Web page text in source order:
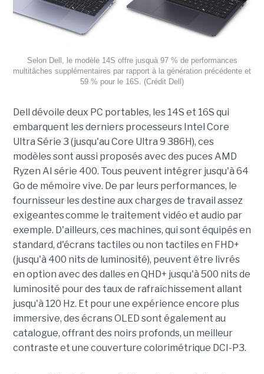
Selon Dell, le modèle 14S offre jusquà 97 % de performances
multitâches supplémentaires par rapport à la génération précédente et
59 % pour le 16S. (Crédit Dell)
Dell dévoile deux PC portables, les 14S et 16S qui
embarquent les derniers processeurs Intel Core
Ultra Série 3 (jusqu'au Core Ultra 9 386H), ces
modèles sont aussi proposés avec des puces AMD
Ryzen AI série 400. Tous peuvent intégrer jusqu'à 64
Go de mémoire vive. De par leurs performances, le
fournisseur les destine aux charges de travail assez
exigeantes comme le traitement vidéo et audio par
exemple. D'ailleurs, ces machines, qui sont équipés en
standard, d'écrans tactiles ou non tactiles en FHD+
(jusqu'à 400 nits de luminosité), peuvent être livrés
en option avec des dalles en QHD+ jusqu'à 500 nits de
luminosité pour des taux de rafraîchissement allant
jusqu'à 120 Hz. Et pour une expérience encore plus
immersive, des écrans OLED sont également au
catalogue, offrant des noirs profonds, un meilleur
contraste et une couverture colorimétrique DCI-P3.